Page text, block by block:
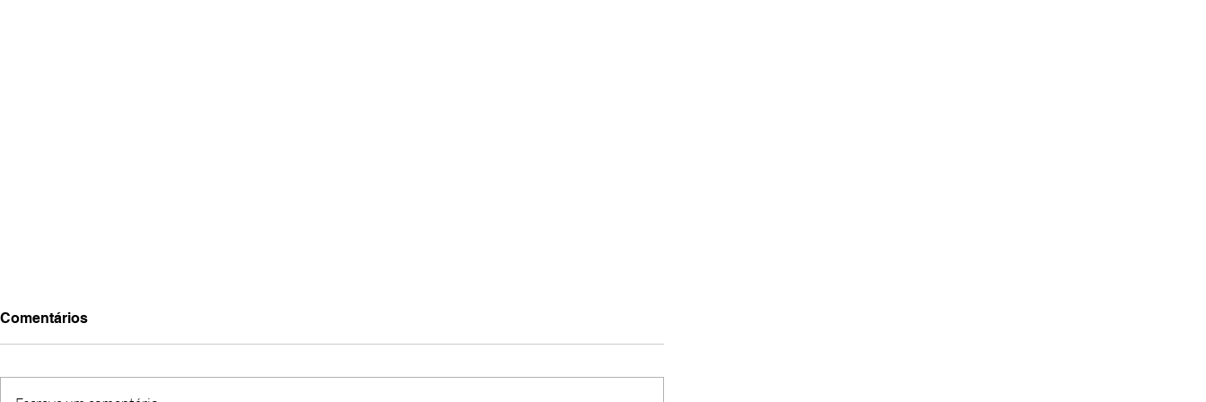
Comentários